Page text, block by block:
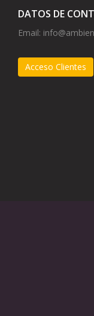
DATOS DE
Email:
Acceso Clientes